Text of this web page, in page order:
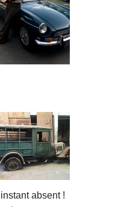
absent !